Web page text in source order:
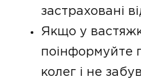
застраховані
Якщо у
поінформуйте
колег і не